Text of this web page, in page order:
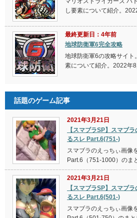
し要素について紹介。
最終更新日：4年前
地球防衛軍6完全攻略
地球防衛軍6の攻略サイ
素について紹介。2022年
話題のゲーム記事
2021年3月21日
【スマブラSP】スマブ
るスレ Part.6(751-)
スマブラのえっちぃ画像
Part.6（751-1000）のま
2021年3月21日
【スマブラSP】スマブ
るスレ Part.6(501-)
スマブラのえっちぃ画像